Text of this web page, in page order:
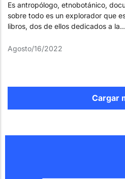
Es antropólogo, etnobotánico,
sobre todo es un explorador que
libros, dos de ellos dedicados a la...
Agosto/16/2022
Cargar